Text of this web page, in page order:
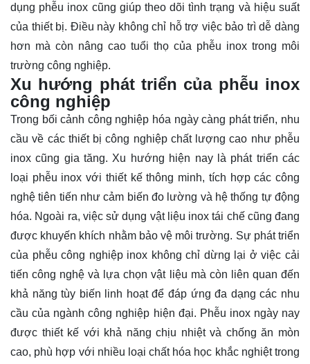
dụng phễu inox cũng giúp theo dõi tình trạng và hiệu suất
của thiết bị. Điều này không chỉ hỗ trợ việc bảo trì dễ dàng
hơn mà còn nâng cao tuổi thọ của phễu inox trong môi
trường công nghiệp.
Xu hướng phát triển của phễu inox
công nghiệp
Trong bối cảnh công nghiệp hóa ngày càng phát triển, nhu
cầu về các thiết bị công nghiệp chất lượng cao như phễu
inox cũng gia tăng. Xu hướng hiện nay là phát triển các
loại phễu inox với thiết kế thông minh, tích hợp các công
nghệ tiên tiến như cảm biến đo lường và hệ thống tự động
hóa. Ngoài ra, việc sử dụng vật liệu inox tái chế cũng đang
được khuyến khích nhằm bảo vệ môi trường. Sự phát triển
của phễu công nghiệp inox không chỉ dừng lại ở việc cải
tiến công nghệ và lựa chọn vật liệu mà còn liên quan đến
khả năng tùy biến linh hoạt để đáp ứng đa dạng các nhu
cầu của ngành công nghiệp hiện đại. Phễu inox ngày nay
được thiết kế với khả năng chịu nhiệt và chống ăn mòn
cao, phù hợp với nhiều loại chất hóa học khắc nghiệt trong